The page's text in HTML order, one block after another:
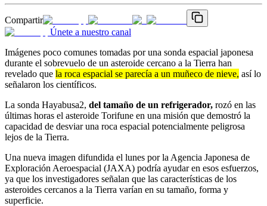
Compartir
Únete a nuestro canal
Imágenes poco comunes tomadas por una sonda espacial japonesa
durante el sobrevuelo de un asteroide cercano a la Tierra han
revelado que la roca espacial se parecía a un muñeco de nieve, así lo
señalaron los científicos.
La sonda Hayabusa2, del tamaño de un refrigerador, rozó en las
últimas horas el asteroide Torifune en una misión que demostró la
capacidad de desviar una roca espacial potencialmente peligrosa
lejos de la Tierra.
Una nueva imagen difundida el lunes por la Agencia Japonesa de
Exploración Aeroespacial (JAXA) podría ayudar en esos esfuerzos,
ya que los investigadores señalan que las características de los
asteroides cercanos a la Tierra varían en su tamaño, forma y
superficie.